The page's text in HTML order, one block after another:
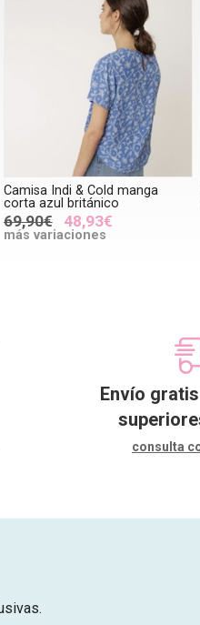
Camisa Indi & Cold manga
corta azul británico
69,90€ 48,93€
más variaciones
Envío
consulta